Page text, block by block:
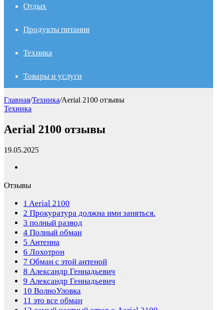
Отдых
Продукты питания
Техника
Товары и услуги
Главная/Техника/Aerial 2100 отзывы
Техника
Aerial 2100 отзывы
19.05.2025
Отзывы
1 Aerial 2100
2 Прокуратура должна ими заняться.
3 полный развод
4 Полный обман
5 Антенна
6 Лохотрон
7 Обман с этой антеной
8 Александр Геннадьевич
9 Александр Геннадьевич
10 ВолноУловка
11 это все обман